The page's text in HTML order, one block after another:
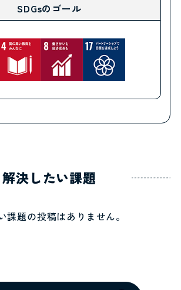
SDGsのゴール
解決したい課題
課題の投稿はありません。